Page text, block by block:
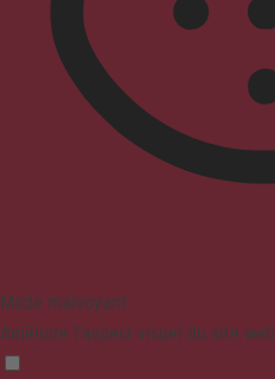
Mode malvoyant
Améliore l'aspect visuel du site web